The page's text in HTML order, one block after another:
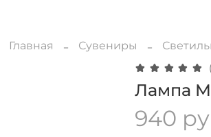
Главная Сувениры
Лампа
940